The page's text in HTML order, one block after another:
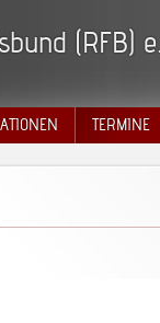
(RFB)
TERMINE